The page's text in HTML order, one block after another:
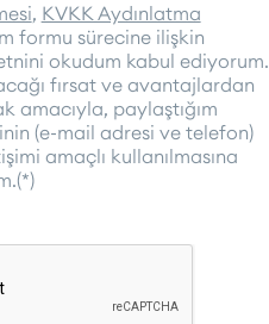
, KVKK Aydınlatma
formu sürecine ilişkin
okudum kabul ediyorum.
fırsat ve avantajlardan
amacıyla, paylaştığım
(e-mail adresi ve telefon)
amaçlı kullanılmasına